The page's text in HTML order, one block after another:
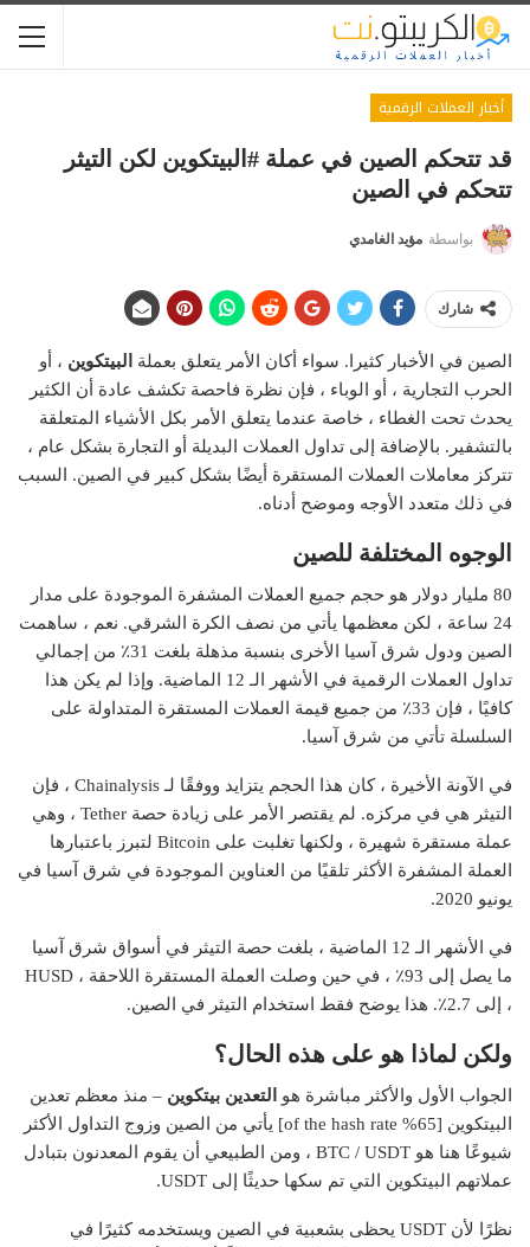
أخبار العملات الرقمية
قد تتحكم الصين في عملة #البيتكوين لكن التيثر
تتحكم في الصين
بواسطة مؤيد الغامدي
شارك
الصين في الأخبار كثيرا. سواء أكان الأمر يتعلق بعملة البيتكوين ، أو
الحرب التجارية ، أو الوباء ، فإن نظرة فاحصة تكشف عادة أن الكثير
يحدث تحت الغطاء ، خاصة عندما يتعلق الأمر بكل الأشياء المتعلقة
بالتشفير. بالإضافة إلى تداول العملات البديلة أو التجارة بشكل عام ،
تتركز معاملات العملات المستقرة أيضًا بشكل كبير في الصين. السبب
في ذلك متعدد الأوجه وموضح أدناه.
الوجوه المختلفة للصين
80 مليار دولار هو حجم جميع العملات المشفرة الموجودة على مدار
24 ساعة ، لكن معظمها يأتي من نصف الكرة الشرقي. نعم ، ساهمت
الصين ودول شرق آسيا الأخرى بنسبة مذهلة بلغت 31٪ من إجمالي
تداول العملات الرقمية في الأشهر الـ 12 الماضية. وإذا لم يكن هذا
كافيًا ، فإن 33٪ من جميع قيمة العملات المستقرة المتداولة على
السلسلة تأتي من شرق آسيا.
في الآونة الأخيرة ، كان هذا الحجم يتزايد ووفقًا لـ Chainalysis ، فإن
التيثر هي في مركزه. لم يقتصر الأمر على زيادة حصة Tether ، وهي
عملة مستقرة شهيرة ، ولكنها تغلبت على Bitcoin لتبرز باعتبارها
العملة المشفرة الأكثر تلقيًا من العناوين الموجودة في شرق آسيا في
يونيو 2020.
في الأشهر الـ 12 الماضية ، بلغت حصة التيثر في أسواق شرق آسيا
ما يصل إلى 93٪ ، في حين وصلت العملة المستقرة اللاحقة ، HUSD
، إلى 2.7٪. هذا يوضح فقط استخدام التيثر في الصين.
ولكن لماذا هو على هذه الحال؟
الجواب الأول والأكثر مباشرة هو التعدين بيتكوين – منذ معظم تعدين
البيتكوين [65% of the hash rate] يأتي من الصين وزوج التداول الأكثر
شيوعًا هنا هو BTC / USDT ، ومن الطبيعي أن يقوم المعدنون بتبادل
عملاتهم البيتكوين التي تم سكها حديثًا إلى USDT.
نظرًا لأن USDT يحظى بشعبية في الصين ويستخدمه كثيرًا في